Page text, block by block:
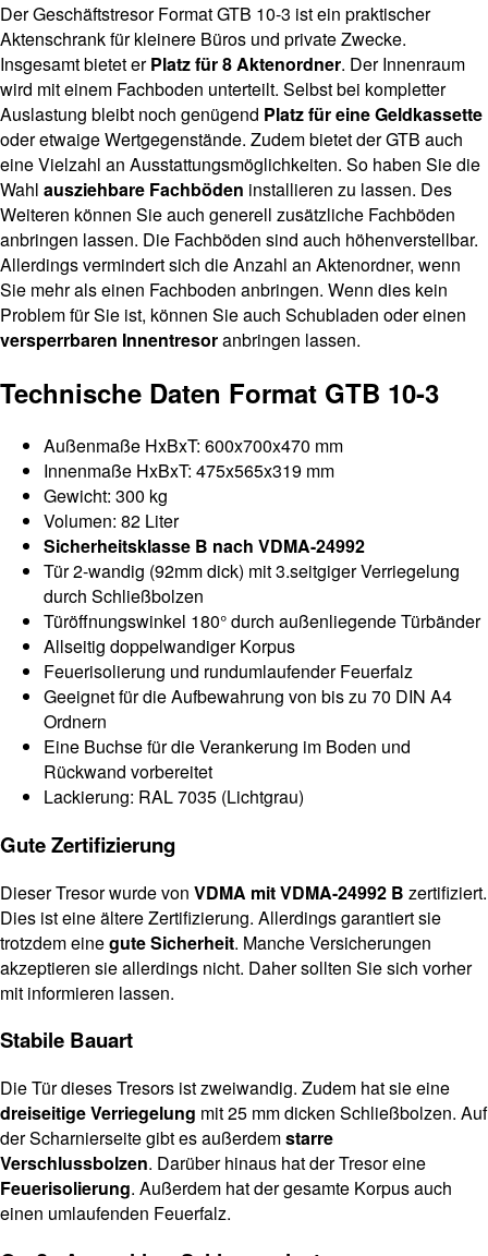
Der Geschäftstresor Format GTB 10-3 ist ein praktischer
Aktenschrank für kleinere Büros und private Zwecke.
Insgesamt bietet erPlatz für 8 Aktenordner. Der Innenraum
wird mit einem Fachboden unterteilt. Selbst bei kompletter
Auslastung bleibt noch genügend Platz für eine Geldkassette
oder etwaige Wertgegenstände. Zudem bietet der GTB auch
eine Vielzahl an Ausstattungsmöglichkeiten. So haben Sie die
Wahl ausziehbare Fachböden installieren zu lassen. Des
Weiteren können Sie auch generell zusätzliche Fachböden
anbringen lassen. Die Fachböden sind auch höhenverstellbar.
Allerdings vermindert sich die Anzahl an Aktenordner, wenn
Sie mehr als einen Fachboden anbringen. Wenn dies kein
Problem für Sie ist, können Sie auch Schubladen oder einen
versperrbaren Innentresoranbringen lassen.
Technische Daten Format GTB 10-3
Außenmaße HxBxT: 600x700x470 mm
Innenmaße HxBxT: 475x565x319 mm
Gewicht: 300 kg
Volumen: 82 Liter
Sicherheitsklasse B nach VDMA-24992
Tür 2-wandig (92mm dick) mit 3.seitgiger Verriegelung
durch Schließbolzen
Türöffnungswinkel 180° durch außenliegende Türbänder
Allseitig doppelwandiger Korpus
Feuerisolierung und rundumlaufender Feuerfalz
Geeignet für die Aufbewahrung von bis zu 70 DIN A4
Ordnern
Eine Buchse für die Verankerung im Boden und
Rückwand vorbereitet
Lackierung: RAL 7035 (Lichtgrau)
Gute Zertifizierung
Dieser Tresor wurde von VDMA mit VDMA-24992 B zertifiziert.
Dies ist eine ältere Zertifizierung. Allerdings garantiert sie
trotzdem einegute Sicherheit. Manche Versicherungen
akzeptieren sie allerdings nicht. Daher sollten Sie sich vorher
mit informieren lassen.
Stabile Bauart
Die Tür dieses Tresors ist zweiwandig. Zudem hat sie eine
dreiseitige Verriegelung mit 25 mm dicken Schließbolzen. Auf
der Scharnierseite gibt es außerdemstarre
Verschlussbolzen. Darüber hinaus hat der Tresor eine
Feuerisolierung. Außerdem hat der gesamte Korpus auch
einen umlaufenden Feuerfalz.